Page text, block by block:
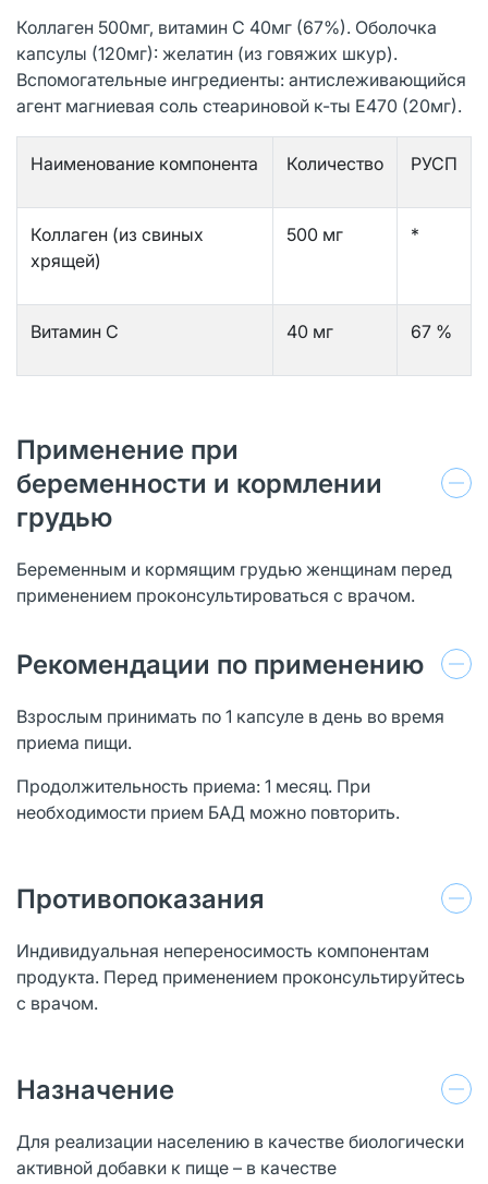
Коллаген 500мг, витамин С 40мг (67%). Оболочка
капсулы (120мг): желатин (из говяжих шкур).
Вспомогательные ингредиенты: антислеживающийся
агент магниевая соль стеариновой к-ты Е470 (20мг).
Наименование компонента Количество РУСП
Коллаген (из свиных
хрящей)
500 мг *
Витамин С 40 мг 67 %
Применение при
беременности и кормлении
грудью
Беременным и кормящим грудью женщинам перед
применением проконсультироваться с врачом.
Рекомендации по применению
Взрослым принимать по 1 капсуле в день во время
приема пищи.
Продолжительность приема: 1 месяц. При
необходимости прием БАД можно повторить.
Противопоказания
Индивидуальная непереносимость компонентам
продукта. Перед применением проконсультируйтесь
с врачом.
Назначение
Для реализации населению в качестве биологически
активной добавки к пище – в качестве